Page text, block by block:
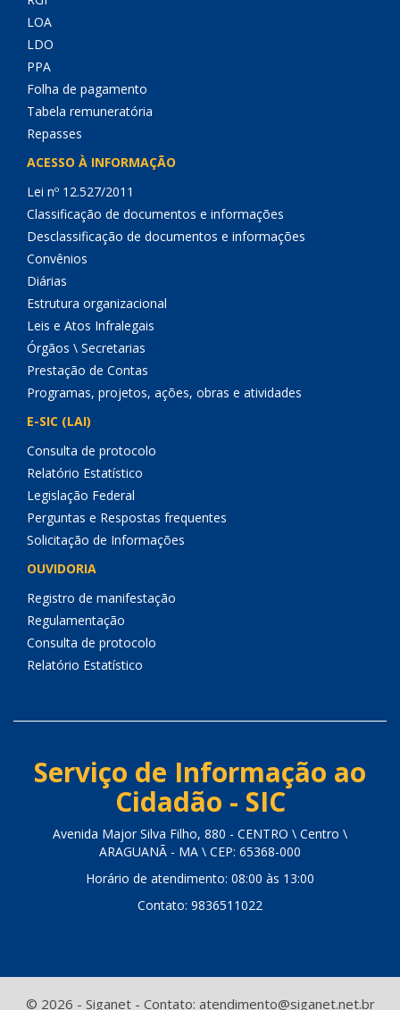
LOA
LDO
PPA
Folha de pagamento
Tabela remuneratória
Repasses
ACESSO À INFORMAÇÃO
Lei nº 12.527/2011
Classificação de documentos e informações
Desclassificação de documentos e informações
Convênios
Diárias
Estrutura organizacional
Leis e Atos Infralegais
Órgãos \ Secretarias
Prestação de Contas
Programas, projetos, ações, obras e atividades
E-SIC (LAI)
Consulta de protocolo
Relatório Estatístico
Legislação Federal
Perguntas e Respostas frequentes
Solicitação de Informações
OUVIDORIA
Registro de manifestação
Regulamentação
Consulta de protocolo
Relatório Estatístico
Serviço de Informação ao
Cidadão - SIC
Avenida Major Silva Filho, 880 - CENTRO \ Centro \
ARAGUANÃ - MA \ CEP: 65368-000
Horário de atendimento: 08:00 às 13:00
Contato: 9836511022
© 2026 - Siganet - Contato: atendimento@siganet.net.br